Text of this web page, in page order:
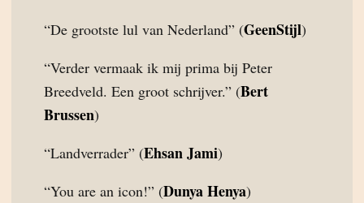
“De grootste lul van Nederland” (GeenStijl)
“Verder vermaak ik mij prima bij Peter
Breedveld. Een groot schrijver.” (Bert
Brussen)
“Landverrader” (Ehsan Jami)
“You are an icon!” (Dunya Henya)